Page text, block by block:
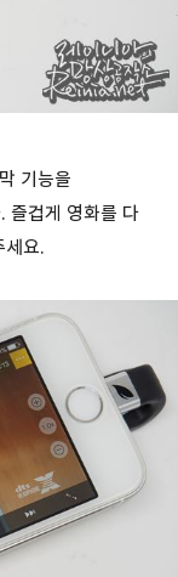
기능을
즐겁게 영화를 다
세요.